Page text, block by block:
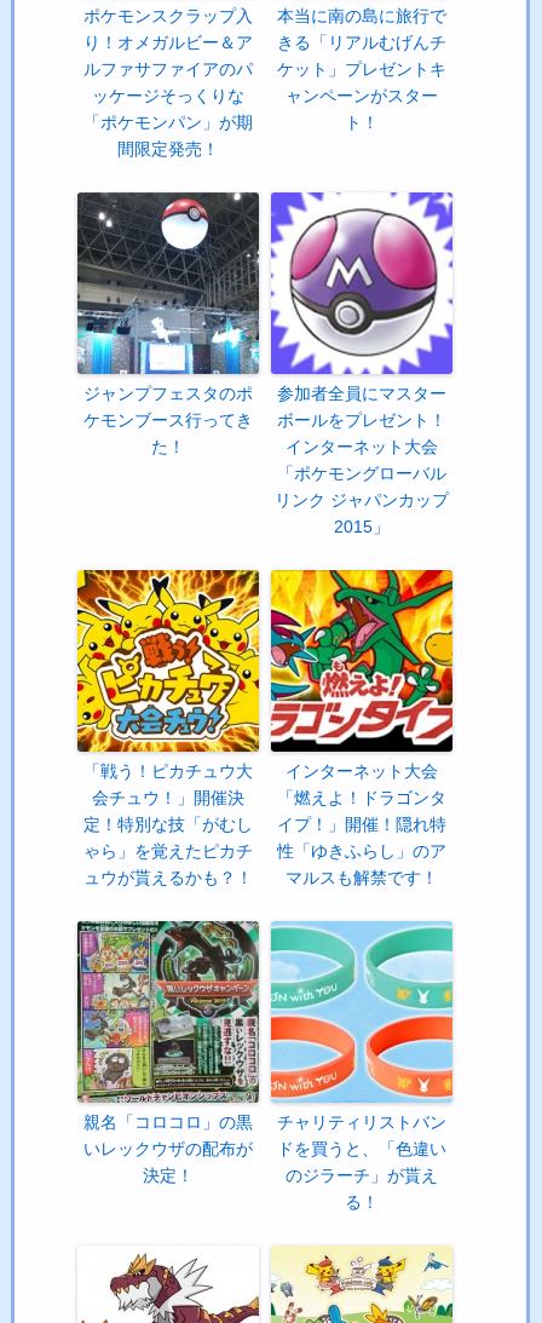
ポケモンスクラップ入
り！オメガルビー＆ア
ルファサファイアのパ
ッケージそっくりな
「ポケモンパン」が期
間限定発売！
本当に南の島に旅行で
きる「リアルむげんチ
ケット」プレゼントキ
ャンペーンがスター
ト！
ジャンプフェスタのポ
ケモンブース行ってき
た！
参加者全員にマスター
ボールをプレゼント！
インターネット大会
「ポケモングローバル
リンク ジャパンカップ
2015」
「戦う！ピカチュウ大
会チュウ！」開催決
定！特別な技「がむし
ゃら」を覚えたピカチ
ュウが貰えるかも？！
インターネット大会
「燃えよ！ドラゴンタ
イプ！」開催！隠れ特
性「ゆきふらし」のア
マルスも解禁です！
親名「コロコロ」の黒
いレックウザの配布が
決定！
チャリティリストバン
ドを買うと、「色違い
のジラーチ」が貰え
る！